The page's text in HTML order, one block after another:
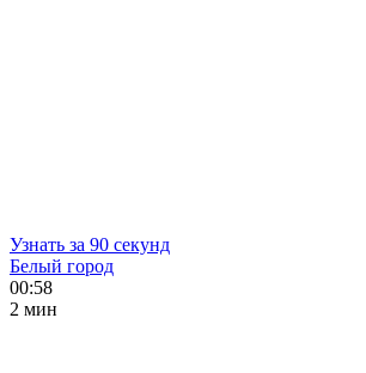
Узнать за 90 секунд
Белый город
00:58
2 мин